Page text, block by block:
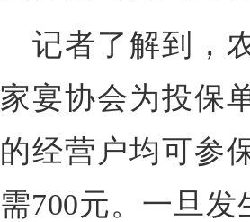
记者了解到，
家宴协会为投保
的经营户均可参
需700元。一旦